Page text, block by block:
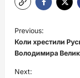
P
o
s
t
Previous:
Коли хрестили
Володимира
Next: